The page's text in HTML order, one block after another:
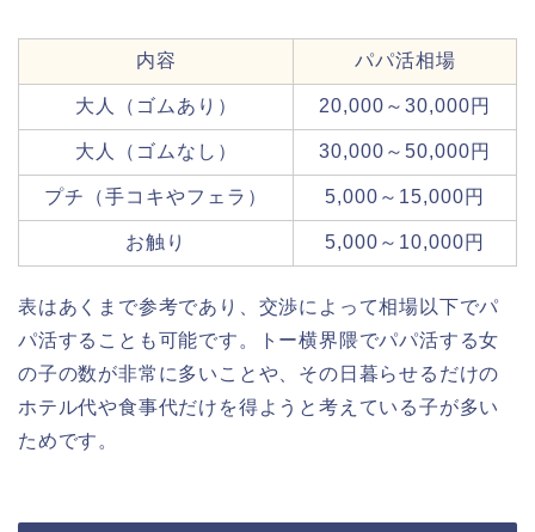
内容 パパ活相場
大人（ゴムあり） 20,000～30,000円
大人（ゴムなし） 30,000～50,000円
プチ（手コキやフェラ） 5,000～15,000円
お触り 5,000～10,000円
表はあくまで参考であり、交渉によって相場以下でパ
パ活することも可能です。
トー横界隈でパパ活する女
の子の数が非常に多いことや、その日暮らせるだけの
ホテル代や食事代だけを得ようと考えている子が多い
ためです。